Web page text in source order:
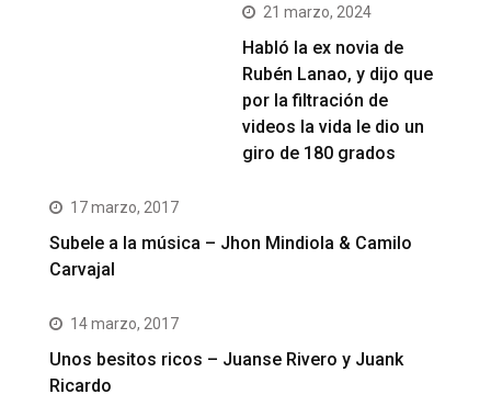
21 marzo, 2024
Habló la ex novia de
Rubén Lanao, y dijo que
por la filtración de
videos la vida le dio un
giro de 180 grados
17 marzo, 2017
Subele a la música – Jhon Mindiola & Camilo
Carvajal
14 marzo, 2017
Unos besitos ricos – Juanse Rivero y Juank
Ricardo